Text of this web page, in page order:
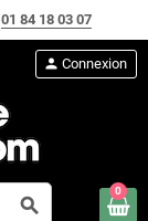
01 84 18 03 07
search
person Connexion
0